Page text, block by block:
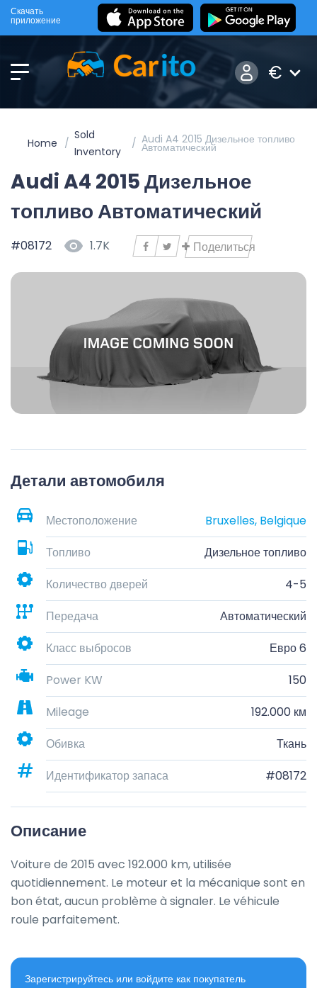
Скачать
приложение
€
Home
Sold
Inventory
Audi A4 2015 Дизельное топливо
Автоматический
Audi A4 2015 Дизельное
топливо Автоматический
#08172 1.7K Поделиться
Детали автомобиля
Местоположение
Bruxelles, Belgique
Топливо
Дизельное топливо
Количество дверей
4-5
Передача
Автоматический
Класс выбросов
Евро 6
Power KW
150
Mileage
192.000 км
Обивка
Ткань
Идентификатор запаса
#08172
Описание
Voiture de 2015 avec 192.000 km, utilisée
quotidiennement. Le moteur et la mécanique sont en
bon état, aucun problème à signaler. Le véhicule
roule parfaitement.
Зарегистрируйтесь или войдите как покупатель